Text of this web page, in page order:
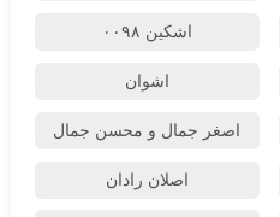
اشکین ۰۰۹۸
اشوان
اصغر جمال و محسن جمال
اصلان رادان